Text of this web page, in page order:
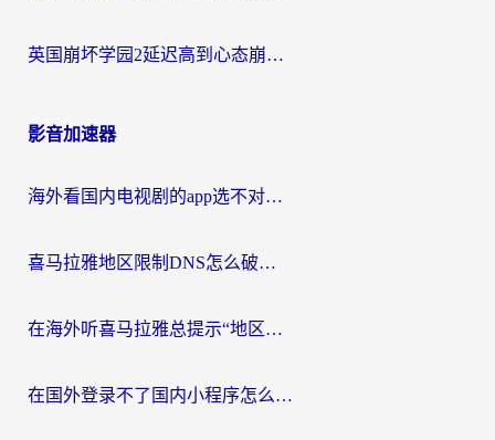
英国崩坏学园2延迟高到心态崩？海外党国服游戏加速终极指南
影音加速器
海外看国内电视剧的app选不对？这份回国加速器避坑指南帮你流畅追剧
喜马拉雅地区限制DNS怎么破？海外党听国内音乐听书的终极解决方案
在海外听喜马拉雅总提示“地区限制”？3步轻松解除+听国内音乐全攻略
在国外登录不了国内小程序怎么办？选对回国加速器，轻松解锁国内资源